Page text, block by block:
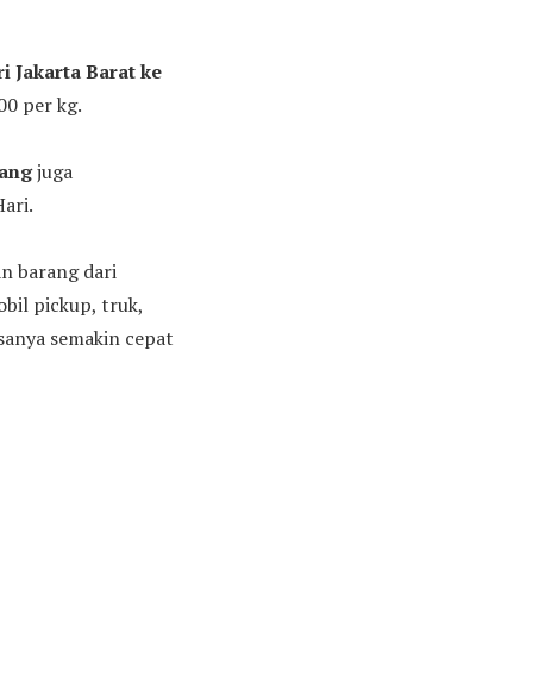
Jakarta Barat ke
per kg.
juga
barang dari
pickup, truk,
semakin cepat